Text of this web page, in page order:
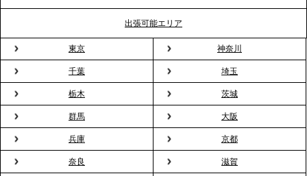
TBS「Nスタ」で、2ndTable「1DISH」の花見オー
ドブルが紹介されました
2026.3.23
プレスリリースのご案内｜入社式の“そのまま懇親
会”が企業で広がる。 新入社員の交流を支える『オフ
ィスケータリング』という新しい活用法
2026.3.20
出張可能エリア
東京 神奈川
千葉 埼玉
栃木 茨城
群馬 大阪
兵庫 京都
奈良 滋賀